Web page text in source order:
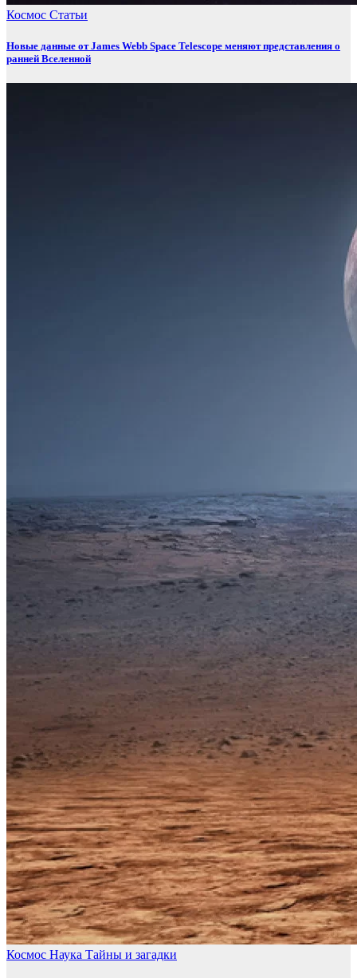
Космос Статьи
Новые данные от James Webb Space Telescope меняют представления о
ранней Вселенной
Космос Наука Тайны и загадки